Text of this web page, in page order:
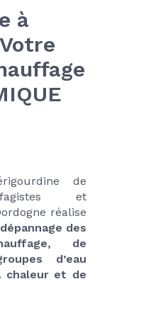
à
de
et
des
de
d’eau
chaleur et de